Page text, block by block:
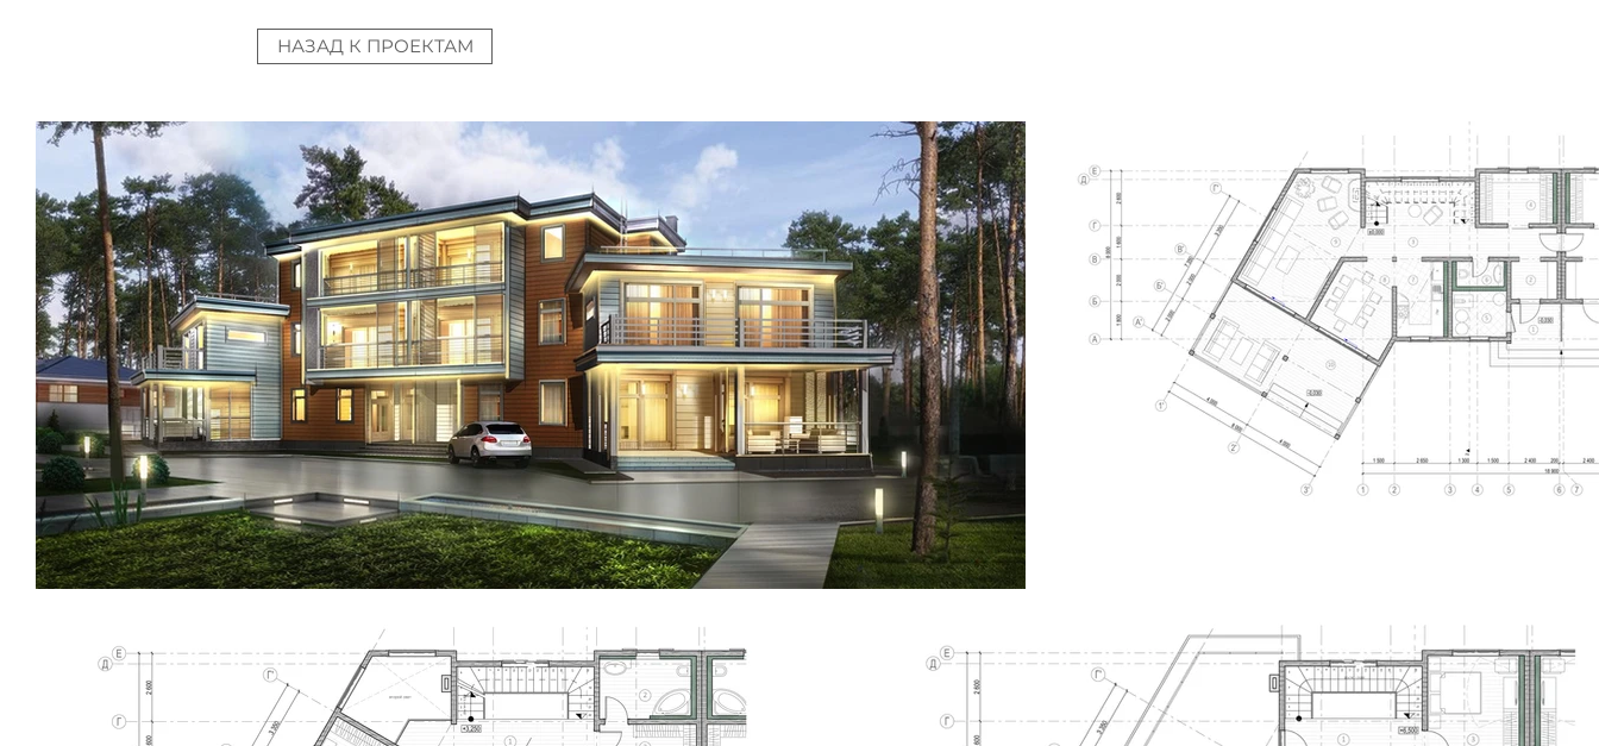
НАЗАД К ПРОЕКТАМ